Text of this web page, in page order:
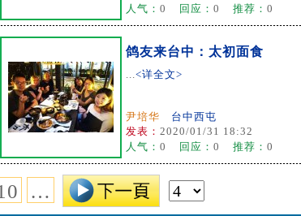
人气： 0 回应： 0 推荐： 0
鸽友来台中：太初面食
...<详全文>
尹培华
台中西屯
发表： 2020/01/31 18:32
人气： 0 回应： 0 推荐： 0
…